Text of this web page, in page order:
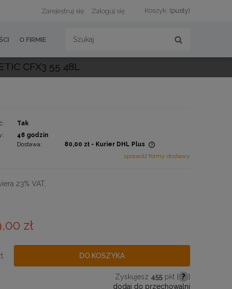
Koszyk: (pusty)
Zarejestruj się Zaloguj się
O FIRMIE
CFX3 55 48L
Tak
48 godzin
Dostawa:
80,00 zł - Kurier DHL Plus
sprawdź formy dostawy
23% VAT,
zł
DO KOSZYKA
Zyskujesz 455pkt [ ? ]
dodaj do przechowalni